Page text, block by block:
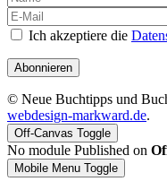
Ich akzeptiere die
Abonnieren
© Neue Buchtipps und
webdesign-markward.de.
Off-Canvas Toggle
No module Published on
Mobile Menu Toggle